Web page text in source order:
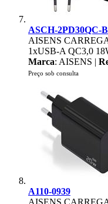
ASCH-2PD30QC-
AISENS
1xUSB-A QC3,0
Marca: AISENS |
Preço sob consulta
A110-0939
AISENS